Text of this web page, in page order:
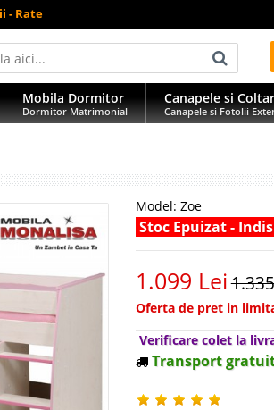
- Rate
Mobila Dormitor
Dormitor Matrimonial
Canapele si
Canapele si Fotolii
Model: Zoe
Stoc Epuizat -
1.099 Lei
Oferta de pret in
Verificare colet la
Transport